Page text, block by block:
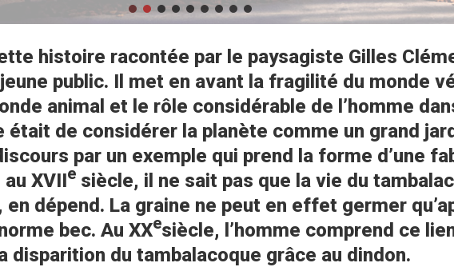
histoire racontée par le paysagiste Gilles
public. Il met en avant la fragilité du monde
animal et le rôle considérable de l’homme
était de considérer la planète comme un grand
par un exemple qui prend la forme d’une
XVIIe siècle, il ne sait pas que la vie du
en dépend. La graine ne peut en effet germer
bec. Au XXesiècle, l’homme comprend ce
disparition du tambalacoque grâce au dindon.